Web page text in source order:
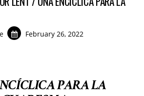
February 26, 2022
PARA LA